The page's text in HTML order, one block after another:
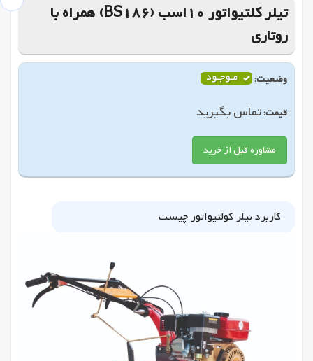
تیلر کلتیواتور 10اسب (BS186) همراه با
روتاری
وضعیت:
قیمت:تماس بگیرید
مشاوره قبل از خرید
کاربرد تیلر کولتیواتور چیست